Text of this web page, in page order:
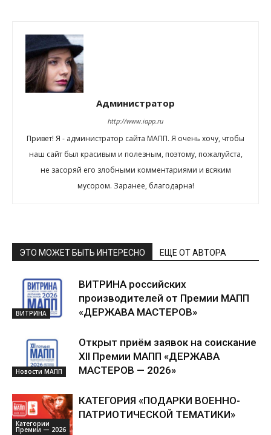
Администратор
http://www.iapp.ru
Привет! Я - администратор сайта МАПП. Я очень хочу, чтобы
наш сайт был красивым и полезным, поэтому, пожалуйста,
не засоряй его злобными комментариями и всяким
мусором. Заранее, благодарна!
ЭТО МОЖЕТ БЫТЬ ИНТЕРЕСНО ЕЩЕ ОТ АВТОРА
ВИТРИНА
ВИТРИНА российских
производителей от Премии МАПП
«ДЕРЖАВА МАСТЕРОВ»
Новости МАПП
Открыт приём заявок на соискание
XII Премии МАПП «ДЕРЖАВА
МАСТЕРОВ — 2026»
Категории
Премии — 2026
КАТЕГОРИЯ «ПОДАРКИ ВОЕННО-
ПАТРИОТИЧЕСКОЙ ТЕМАТИКИ»